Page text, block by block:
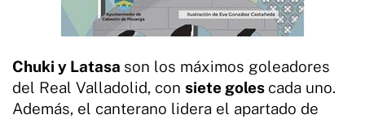
Chuki y Latasa son los máximos goleadores
del Real Valladolid, con siete goles cada uno.
Además, el canterano lidera el apartado de